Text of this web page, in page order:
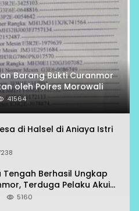
Barang Bukti Curanmor
oleh Polres Morowali
41564
di Halsel di Aniaya Istri
Tengah Berhasil Ungkap
Terduga Pelaku Akui
5160